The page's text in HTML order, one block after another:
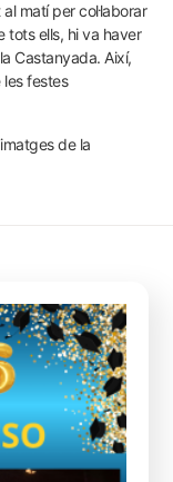
matí per col·laborar
tots ells, hi va haver
Castanyada. Així,
les festes
de la